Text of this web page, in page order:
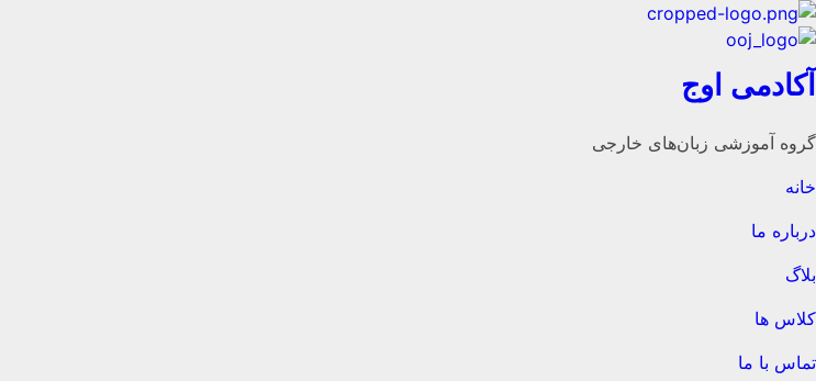
آکادمی اوج
گروه‌ آموزشی زبان‌های خارجی
خانه
درباره ما
بلاگ
کلاس ها
تماس با ما